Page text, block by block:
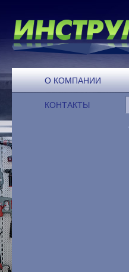
О КОМПАНИИ
КОНТАКТЫ